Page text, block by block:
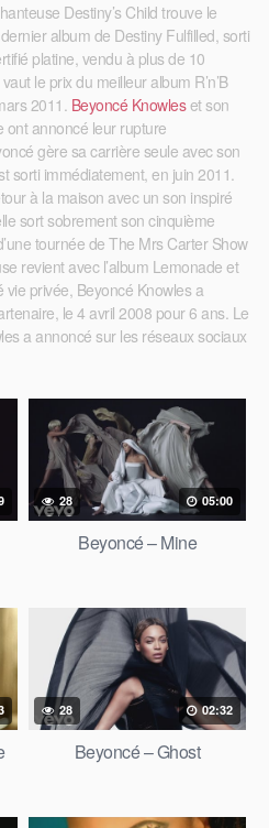
Destiny’s Child trouve le
album de Destiny Fulfilled, sorti
platine, vendu à plus de 10
le prix du meilleur album R’n’B
2011. Beyoncé Knowleset son
annoncé leur rupture
gère sa carrière seule avec son
sorti immédiatement, en juin 2011.
à la maison avec un son inspiré
sort sobrement son cinquième
tournée de The Mrs Carter Show
revient avec l’album Lemonade et
privée, Beyoncé Knowles a
le 4 avril 2008 pour 6 ans. Le
a annoncé sur les réseaux sociaux
28 05:00
Beyoncé – Mine
28 02:32
Beyoncé – Ghost